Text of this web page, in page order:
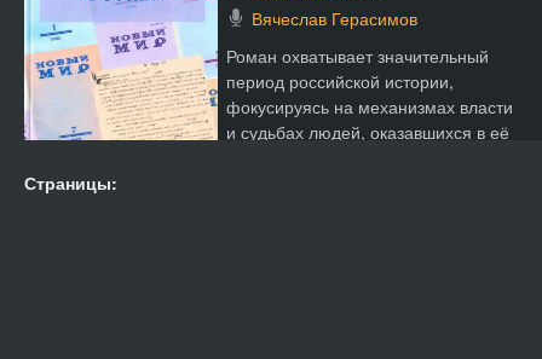
Вячеслав Герасимов
Роман охватывает значительный
период российской истории,
фокусируясь на механизмах власти
и судьбах людей, оказавшихся в её
Страницы: